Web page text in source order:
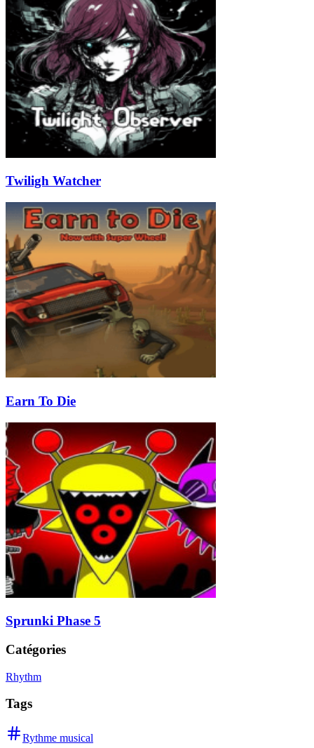
Twiligh Watcher
Earn To Die
Sprunki Phase 5
Catégories
Rhythm
Tags
Rythme musical